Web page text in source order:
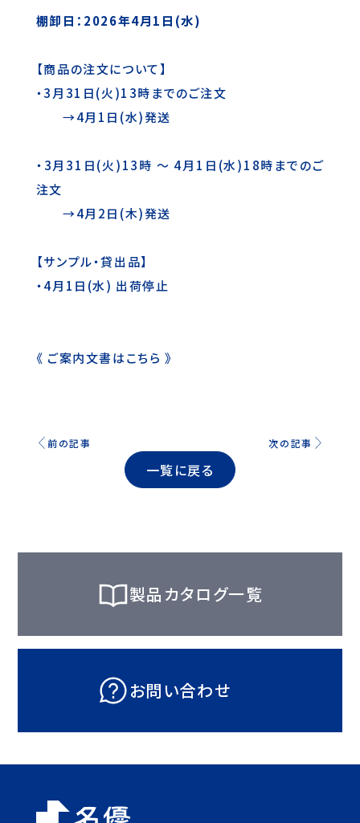
棚卸日：2026年4月1日(水)
【商品の注文について】
・3月31日(火)13時までのご注文
→4月1日(水)発送
・3月31日(火)13時 ～ 4月1日(水)18時までのご
注文
→4月2日(木)発送
【サンプル・貸出品】
・4月1日(水) 出荷停止
《 ご案内文書はこちら 》
前の記事
一覧に戻る
次の記事
製品カタログ一覧
お問い合わせ